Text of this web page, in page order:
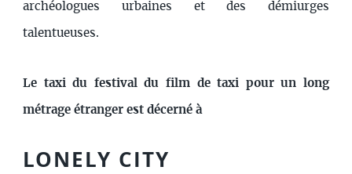
archéologues urbaines et des démiurges
talentueuses.
Le taxi du festival du film de taxi pour un long
métrage étranger est décerné à
LONELY CITY